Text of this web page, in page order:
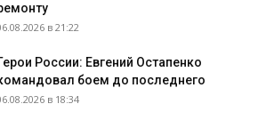
в 21:22
России: Евгений Остапенко
боем до последнего
в 18:34